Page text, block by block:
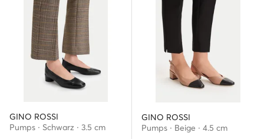
GINO ROSSI
Pumps · Schwarz · 3.5 cm
GINO ROSSI
Pumps · Beige · 4.5 cm